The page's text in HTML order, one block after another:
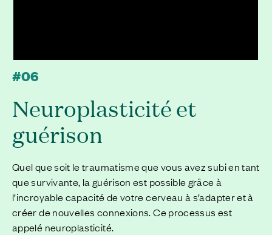
#06
Neuroplasticité et
guérison
Quel que soit le traumatisme que vous avez subi en tant
que survivante, la guérison est possible grâce à
l’incroyable capacité de votre cerveau à s’adapter et à
créer de nouvelles connexions. Ce processus est
appelé neuroplasticité.